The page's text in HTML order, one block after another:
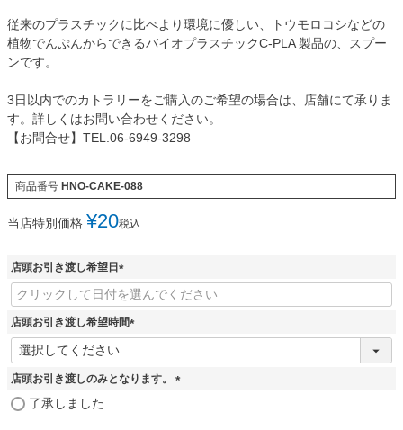
従来のプラスチックに比べより環境に優しい、トウモロコシなどの
植物でんぷんからできるバイオプラスチックC-PLA 製品の、スプー
ンです。
3日以内でのカトラリーをご購入のご希望の場合は、店舗にて承りま
す。詳しくはお問い合わせください。
【お問合せ】TEL.06-6949-3298
商品番号 HNO-CAKE-088
当店特別価格 ¥20税込
店頭お引き渡し希望日
(
必
須
)
店頭お引き渡し希望時間
(
須
店頭お引き渡しのみとなります。
了承しました